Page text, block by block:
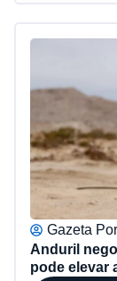
Gazeta
Anduril
pode elevar